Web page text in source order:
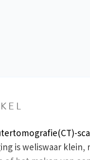
is weliswaar klein,